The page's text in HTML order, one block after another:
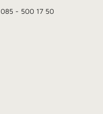
085 - 500 17 50